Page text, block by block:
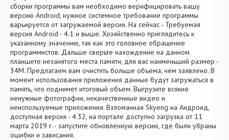
сборки программы вам необходимо верифицировать вашу
версию Android, нужное системное требование программы
варьируется от загружаемой версии. На сейчас - Требуемая
версия Android - 4.1 и выше. Хозяйственно приглядитесь к
указанному значению, так как это головное обращение
программистов. Дальше сверьте нахождение на данном
планшете незанятого места памяти, для вас наименьший размер -
34M. Предлагаем вам очистить больше объема, чем заявлено. В
момент использования приложения данные будут загружаться в
память, что поднимет итоговый объем. Выгрузите всякие
ненужные фотографии, некачественные видео и
неиспользуемые приложения. Взломанная Skyeng на Андроид,
доступная версия - 4.32, на портале доступно загрузка от 11
марта 2019 г. - запустите обновленную версию, где были убраны
ошибки и зависания.